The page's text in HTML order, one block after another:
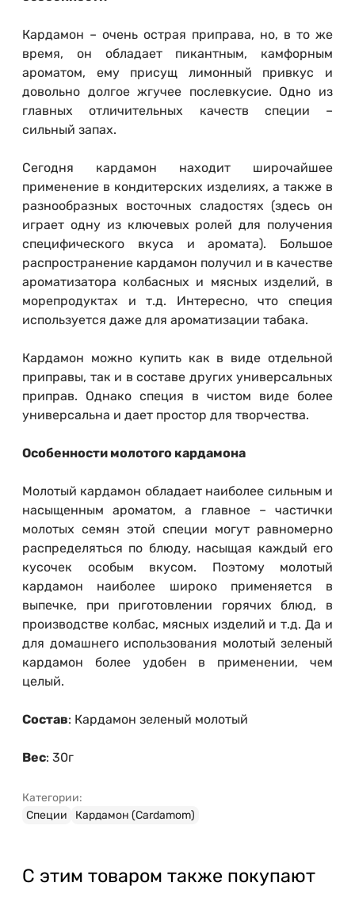
Кардамон – очень острая приправа, но, в то же
время, он обладает пикантным, камфорным
ароматом, ему присущ лимонный привкус и
довольно долгое жгучее послевкусие. Одно из
главных отличительных качеств специи –
сильный запах.
Сегодня кардамон находит широчайшее
применение в кондитерских изделиях, а также в
разнообразных восточных сладостях (здесь он
играет одну из ключевых ролей для получения
специфического вкуса и аромата). Большое
распространение кардамон получил и в качестве
ароматизатора колбасных и мясных изделий, в
морепродуктах и т.д. Интересно, что специя
используется даже для ароматизации табака.
Кардамон можно купить как в виде отдельной
приправы, так и в составе других универсальных
приправ. Однако специя в чистом виде более
универсальна и дает простор для творчества.
Особенности молотого кардамона
Молотый кардамон обладает наиболее сильным и
насыщенным ароматом, а главное – частички
молотых семян этой специи могут равномерно
распределяться по блюду, насыщая каждый его
кусочек особым вкусом. Поэтому молотый
кардамон наиболее широко применяется в
выпечке, при приготовлении горячих блюд, в
производстве колбас, мясных изделий и т.д. Да и
для домашнего использования молотый зеленый
кардамон более удобен в применении, чем
целый.
Состав: Кардамон зеленый молотый
Вес: 30г
Категории:
Специи
Кардамон (Cardamom)
С этим товаром также покупают